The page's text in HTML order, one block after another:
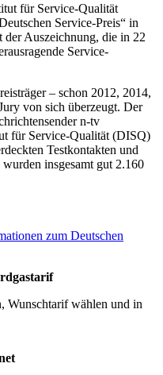
für Service-Qualität
Service-Preis“ in
der Auszeichnung, die in 22
Service-
– schon 2012, 2014,
von sich überzeugt. Der
n-tv
für Service-Qualität (DISQ)
Testkontakten und
insgesamt gut 2.160
zum Deutschen
Wunschtarif wählen und in